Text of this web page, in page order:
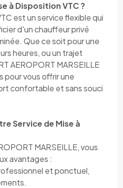
à Disposition VTC ?
est un service flexible qui
d'un chauffeur privé
Que ce soit pour une
heures, ou un trajet
AEROPORT MARSEILLE
pour vous offrir une
confortable et sans souci
Service de Mise à
MARSEILLE, vous
avantages :
et ponctuel,